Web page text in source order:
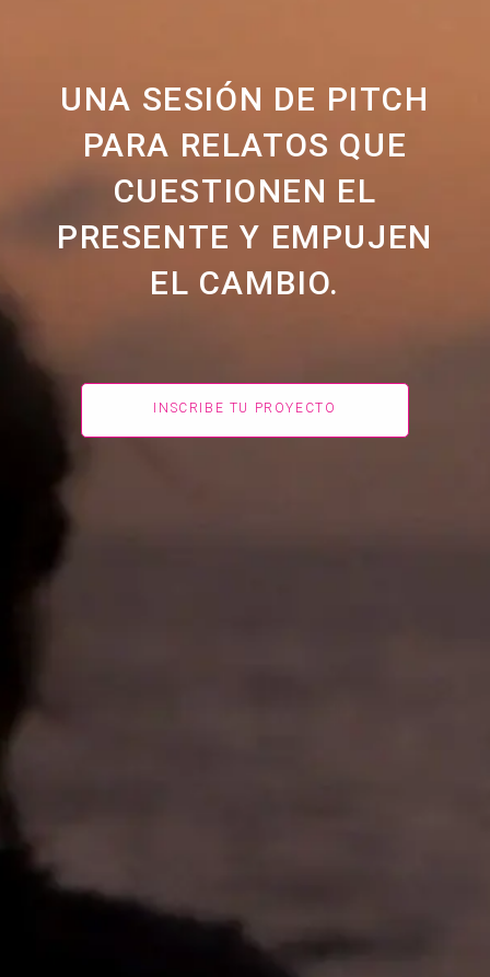
UNA SESIÓN DE PITCH
PARA RELATOS QUE
CUESTIONEN EL
PRESENTE Y EMPUJEN
EL CAMBIO.
INSCRIBE TU PROYECTO